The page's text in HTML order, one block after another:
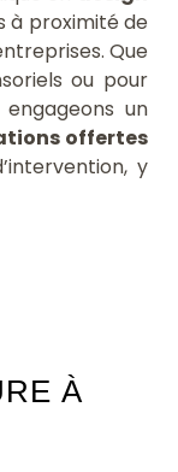
à proximité de
Que
ou pour
un
offertes
y
À